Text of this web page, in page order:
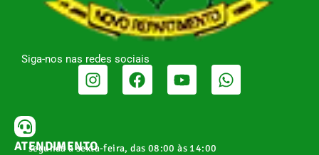
Siga-nos nas redes sociais
ATENDIMENTO
segunda a sexta-feira, das 08:00 às 14:00